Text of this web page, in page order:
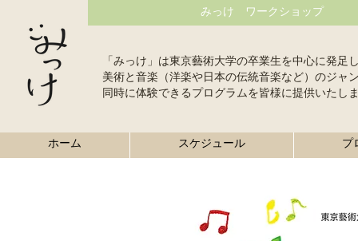
みっけ ワークショップ
「みっけ」は東京藝術大学の卒業生を中心に発足
美術と音楽（洋楽や日本の伝統音楽など）のジャ
同時に体験できるプログラムを皆様に提供いたし
ホーム スケジュール プ